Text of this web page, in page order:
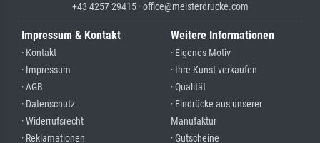
+43 4257 29415 · office@meisterdrucke.com
Impressum & Kontakt
· Kontakt
· Impressum
· AGB
· Datenschutz
· Widerrufsrecht
· Reklamationen
Weitere Informationen
· Eigenes Motiv
· Ihre Kunst verkaufen
· Qualität
· Eindrücke aus unserer
Manufaktur
· Gutscheine